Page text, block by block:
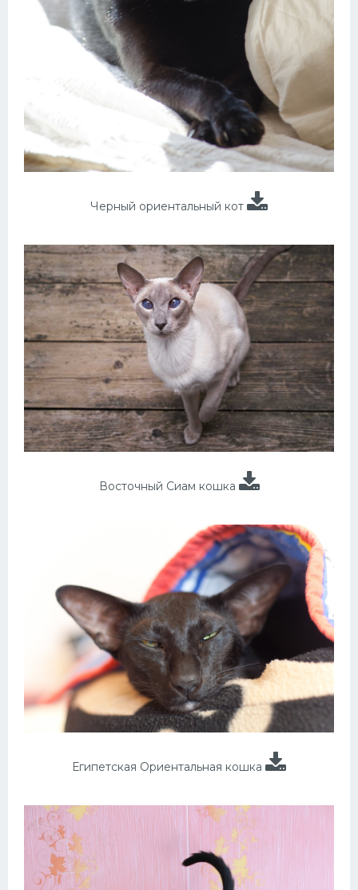
Черный ориентальный кот
Восточный Сиам кошка
Египетская Ориентальная кошка